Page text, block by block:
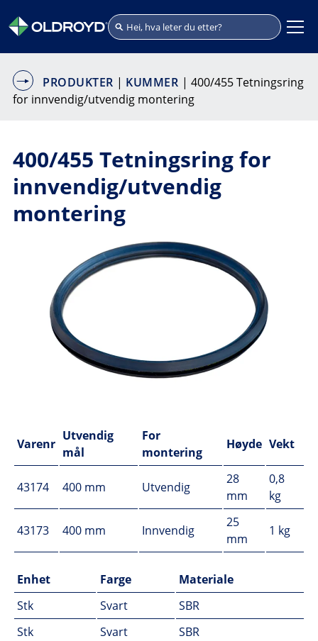
PRODUKTER | KUMMER | 400/455 Tetningsring
for innvendig/utvendig montering
400/455 Tetningsring for
innvendig/utvendig
montering
Varenr
Utvendig
mål
For
montering
Høyde Vekt
43174 400 mm Utvendig
28
mm
0,8
kg
43173 400 mm Innvendig
25
mm
1 kg
Enhet Farge
Materiale
Stk
Svart
SBR
Stk
Svart SBR